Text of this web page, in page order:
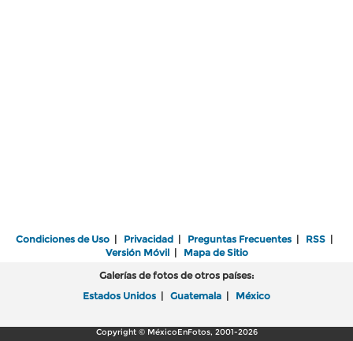
Condiciones de Uso | Privacidad | Preguntas Frecuentes | RSS |
Versión Móvil| Mapa de Sitio
Galerías de fotos de otros países:
Estados Unidos | Guatemala | México
Copyright © MéxicoEnFotos, 2001-2026